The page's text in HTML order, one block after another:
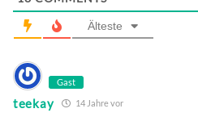
Älteste
Gast
teekay 14 Jahre vor